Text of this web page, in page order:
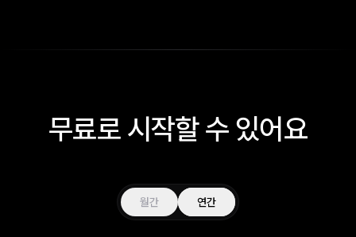
무료로 시작할 수 있어요
월간 연간